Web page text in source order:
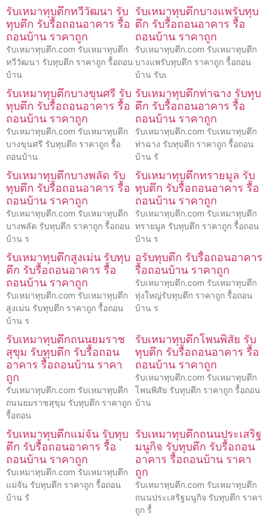
รับเหมาทุบตึกทวีวัฒนา รับ
ทุบตึก รับรื้อถอนอาคาร รื้อ
ถอนบ้าน ราคาถูก
รับเหมาทุบตึก.com รับเหมาทุบตึก
ทวีวัฒนา รับทุบตึก ราคาถูก รื้อถอน
บ้าน
รับเหมาทุบตึกบางแพรับทุบ
ตึก รับรื้อถอนอาคาร รื้อ
ถอนบ้าน ราคาถูก
รับเหมาทุบตึก.com รับเหมาทุบตึก
บางแพรับทุบตึก ราคาถูก รื้อถอน
บ้าน รับเ
รับเหมาทุบตึกบางขุนศรี รับ
ทุบตึก รับรื้อถอนอาคาร รื้อ
ถอนบ้าน ราคาถูก
รับเหมาทุบตึก.com รับเหมาทุบตึก
บางขุนศรี รับทุบตึก ราคาถูก รื้อ
ถอนบ้าน
รับเหมาทุบตึกท่าฉาง รับทุบ
ตึก รับรื้อถอนอาคาร รื้อ
ถอนบ้าน ราคาถูก
รับเหมาทุบตึก.com รับเหมาทุบตึก
ท่าฉาง รับทุบตึก ราคาถูก รื้อถอน
บ้าน รั
รับเหมาทุบตึกบางพลัด รับ
ทุบตึก รับรื้อถอนอาคาร รื้อ
ถอนบ้าน ราคาถูก
รับเหมาทุบตึก.com รับเหมาทุบตึก
บางพลัด รับทุบตึก ราคาถูก รื้อถอน
บ้าน ร
รับเหมาทุบตึกทรายมูล รับ
ทุบตึก รับรื้อถอนอาคาร รื้อ
ถอนบ้าน ราคาถูก
รับเหมาทุบตึก.com รับเหมาทุบตึก
ทรายมูล รับทุบตึก ราคาถูก รื้อถอน
บ้าน ร
รับเหมาทุบตึกสูงเม่น รับทุบ
ตึก รับรื้อถอนอาคาร รื้อ
ถอนบ้าน ราคาถูก
รับเหมาทุบตึก.com รับเหมาทุบตึก
สูงเม่น รับทุบตึก ราคาถูก รื้อถอน
บ้าน ร
อรับทุบตึก รับรื้อถอนอาคาร
รื้อถอนบ้าน ราคาถูก
รับเหมาทุบตึก.com รับเหมาทุบตึก
ทุ่งใหญ่รับทุบตึก ราคาถูก รื้อถอน
บ้าน ร
รับเหมาทุบตึกถนนยมราช
สุขุม รับทุบตึก รับรื้อถอน
อาคาร รื้อถอนบ้าน ราคา
ถูก
รับเหมาทุบตึก.com รับเหมาทุบตึก
ถนนยมราชสุขุม รับทุบตึก ราคาถูก
รื้อถอน
รับเหมาทุบตึกโพนพิสัย รับ
ทุบตึก รับรื้อถอนอาคาร รื้อ
ถอนบ้าน ราคาถูก
รับเหมาทุบตึก.com รับเหมาทุบตึก
โพนพิสัย รับทุบตึก ราคาถูก รื้อถอน
บ้าน
รับเหมาทุบตึกแม่จัน รับทุบ
ตึก รับรื้อถอนอาคาร รื้อ
ถอนบ้าน ราคาถูก
รับเหมาทุบตึก.com รับเหมาทุบตึก
แม่จัน รับทุบตึก ราคาถูก รื้อถอน
บ้าน รั
รับเหมาทุบตึกถนนประเสริฐ
มนูกิจ รับทุบตึก รับรื้อถอน
อาคาร รื้อถอนบ้าน ราคา
ถูก
รับเหมาทุบตึก.com รับเหมาทุบตึก
ถนนประเสริฐมนูกิจ รับทุบตึก ราคา
ถูก รื้